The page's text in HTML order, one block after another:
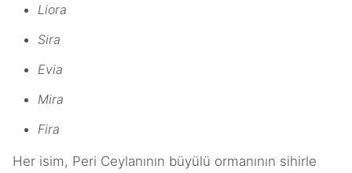
Liora
Sira
Evia
Mira
Fira
Her isim, Peri Ceylanının büyülü ormanının sihirle